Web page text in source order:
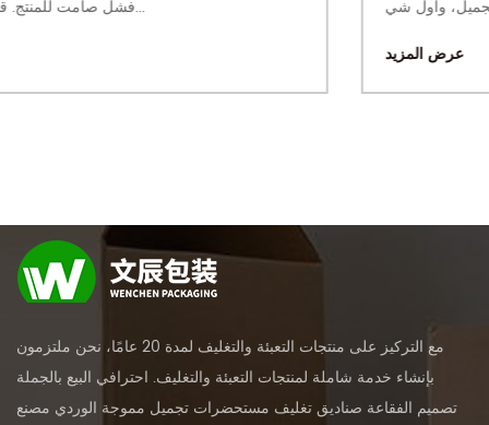
مع التركيز على منتجات التعبئة والتغليف لمدة 20 عامًا، نحن ملتزمون
بإنشاء خدمة شاملة لمنتجات التعبئة والتغليف. احترافي البيع بالجملة
تصميم الفقاعة صناديق تغليف مستحضرات تجميل مموجة الوردي مصنع